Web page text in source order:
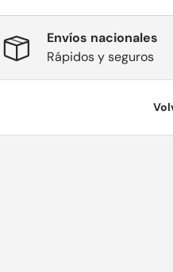
Envíos nacionales
Rápidos y seguros